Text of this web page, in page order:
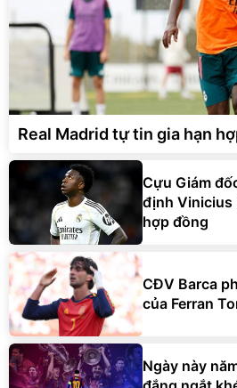
Real Madrid tự tin gia hạn
Cựu Giám
định Vinicius
hợp đồng
CĐV Barca
của Ferran
Ngày này